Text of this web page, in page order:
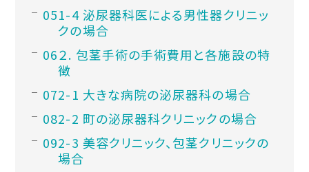
1-4 泌尿器科医による男性器クリニッ
クの場合
２. 包茎手術の手術費用と各施設の特
徴
2-1 大きな病院の泌尿器科の場合
2-2 町の泌尿器科クリニックの場合
2-3 美容クリニック、包茎クリニックの
場合